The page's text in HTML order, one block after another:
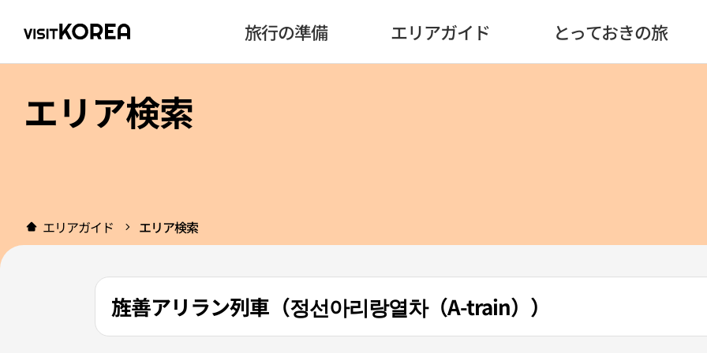
旅行の準備 エリアガイド とっておきの旅
エリア検索
エリアガイド エリア検索
旌善アリラン列車（정선아리랑열차（A-train））